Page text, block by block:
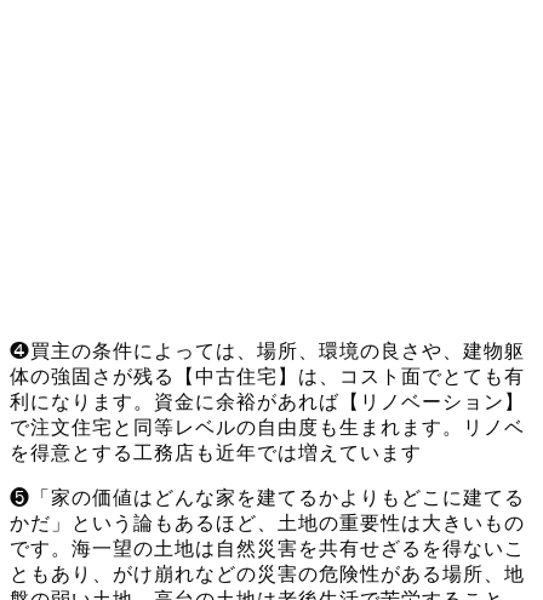
❹買主の条件によっては、場所、環境の良さや、建物躯
体の強固さが残る【中古住宅】は、コスト面でとても有
利になります。資金に余裕があれば【リノベーション】
で注文住宅と同等レベルの自由度も生まれます。リノベ
を得意とする工務店も近年では増えています
❺「家の価値はどんな家を建てるかよりもどこに建てる
かだ」という論もあるほど、土地の重要性は大きいもの
です。海一望の土地は自然災害を共有せざるを得ないこ
ともあり、がけ崩れなどの災害の危険性がある場所、地